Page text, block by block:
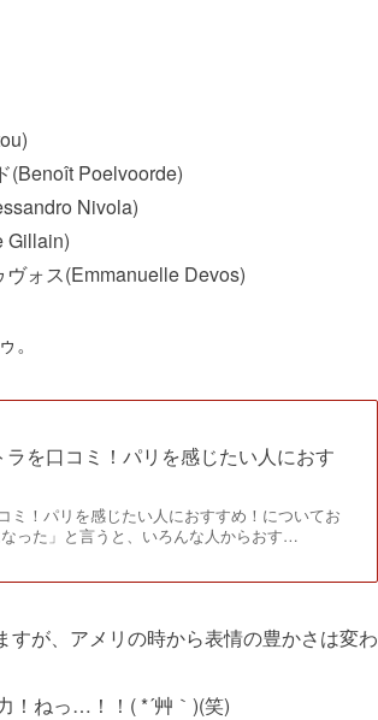
Poelvoorde)
Nivola)
ォス(Emmanuelle Devos)
ラを口コミ！パリを感じたい人におす
ミ！パリを感じたい人におすすめ！についてお
った」と言うと、いろんな人からおす…
が、アメリの時から表情の豊かさは変わ
！ねっ…！！( *´艸｀)(笑)